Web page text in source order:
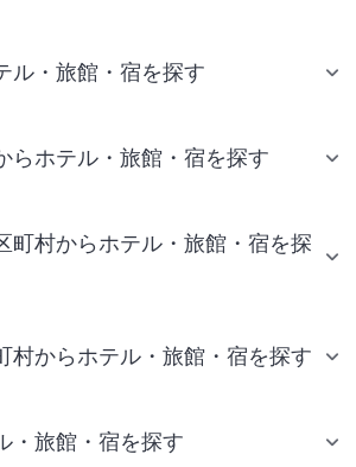
ル・旅館・宿を探す
らホテル・旅館・宿を探す
町村からホテル・旅館・宿を探
村からホテル・旅館・宿を探す
・旅館・宿を探す